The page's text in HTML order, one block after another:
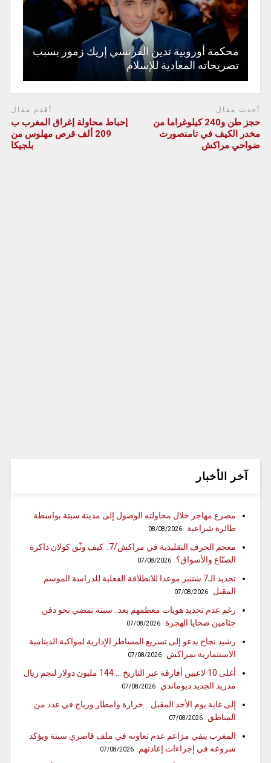
محكمة أوروبية تدين الفرنسي إريك زمور بسبب
تصريحاته المعادية للإسلام
أحدث مقال
حجز طن و240 كيلوغراما من
مخدر الكيف في تامنصورت
ضواحي مراكش
أقدم مقال
إحباط محاولة إغراق المغرب ب
209 ألف قرص مهلوس من
بلجيكا
آخر الأخبار
مصرع مهاجر خلال محاولته الوصول إلى مدينة سبتة بواسطة
طائرة شراعية
08/08/2026
معجم الحرف التقليدية في مراكش/7.. كيف وثّق كولان ذاكرة
الصنّاع والأسواق؟
07/08/2026
تحديد الـ7 شتنبر موعدا للانطلاقة الفعلية للدراسة الموسم
المقبل
07/08/2026
رغم عدم تحديد هويات معظمهم بعد.. سبتة تمضي نحو دفن
جثامين ضحايا الهجرة
07/08/2026
رشيد نجاح يدعو إلى تسريع المساطر الإدارية لمواكبة الدينامية
الاستثمارية بمراكش
07/08/2026
أغلى 10 لاعبين أفارقة عبر التاريخ … 144 مليون دولار لنجم ريال
مدريد الجديد ديوماندي
07/08/2026
إلى غاية يوم الأحد المقبل… حرارة وامطار ورياح في عدد من
المناطق
07/08/2026
المغرب ينفي مزاعم عدم تعاونه في ملف قاصري سبتة ويؤكد
شروعه في إجراءات إعادتهم
07/08/2026